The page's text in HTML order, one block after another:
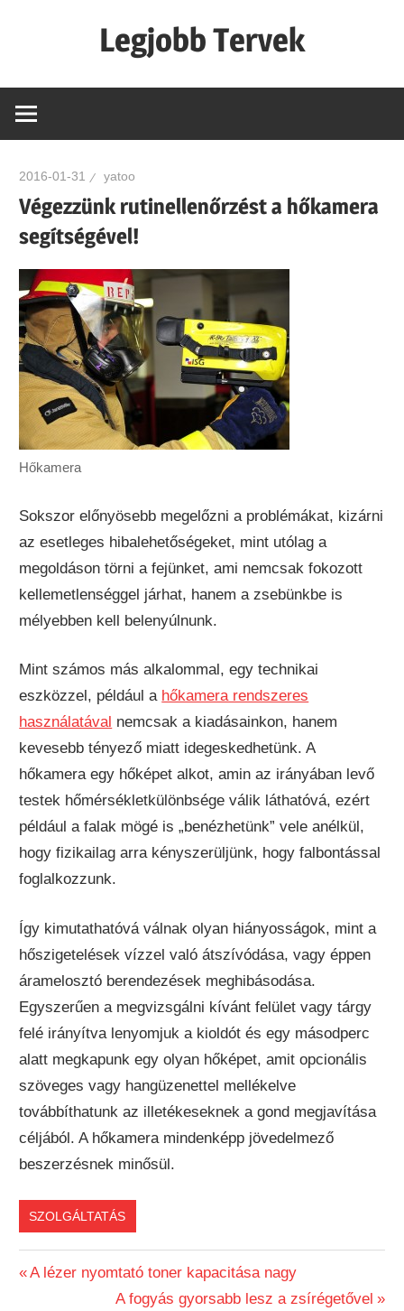
Legjobb Tervek
mindig
jó
tervünk…!
2016-01-31 yatoo
Végezzünk rutinellenőrzést a hőkamera
segítségével!
Hőkamera
Sokszor előnyösebb megelőzni a problémákat, kizárni
az esetleges hibalehetőségeket, mint utólag a
megoldáson törni a fejünket, ami nemcsak fokozott
kellemetlenséggel járhat, hanem a zsebünkbe is
mélyebben kell belenyúlnunk.
Mint számos más alkalommal, egy technikai
eszközzel, például a hőkamera rendszeres
használatával nemcsak a kiadásainkon, hanem
kevesebb tényező miatt idegeskedhetünk. A
hőkamera egy hőképet alkot, amin az irányában levő
testek hőmérsékletkülönbsége válik láthatóvá, ezért
például a falak mögé is „benézhetünk” vele anélkül,
hogy fizikailag arra kényszerüljünk, hogy falbontással
foglalkozzunk.
Így kimutathatóvá válnak olyan hiányosságok, mint a
hőszigetelések vízzel való átszívódása, vagy éppen
áramelosztó berendezések meghibásodása.
Egyszerűen a megvizsgálni kívánt felület vagy tárgy
felé irányítva lenyomjuk a kioldót és egy másodperc
alatt megkapunk egy olyan hőképet, amit opcionális
szöveges vagy hangüzenettel mellékelve
továbbíthatunk az illetékeseknek a gond megjavítása
céljából. A hőkamera mindenképp jövedelmező
beszerzésnek minősül.
SZOLGÁLTATÁS
Bejegyzés
Previous
A lézer nyomtató toner kapacitása nagy
Next
A fogyás gyorsabb lesz a zsírégetővel